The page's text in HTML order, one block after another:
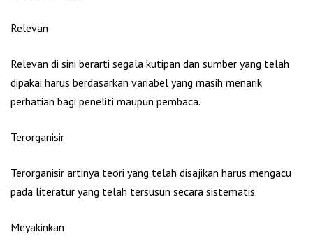
Relevan
Relevan di sini berarti segala kutipan dan sumber yang telah
dipakai harus berdasarkan variabel yang masih menarik
perhatian bagi peneliti maupun pembaca.
Terorganisir
Terorganisir artinya teori yang telah disajikan harus mengacu
pada literatur yang telah tersusun secara sistematis.
Meyakinkan